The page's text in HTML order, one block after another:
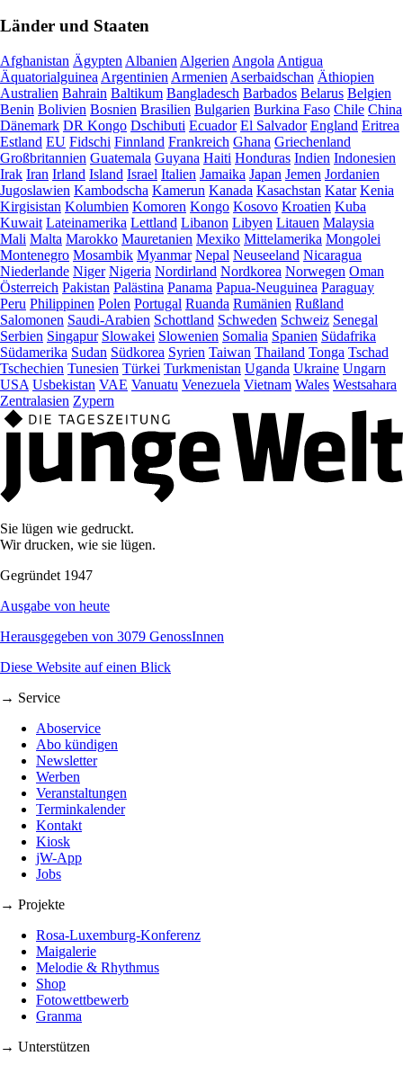
Länder und Staaten
Afghanistan Ägypten Albanien Algerien Angola Antigua
Äquatorialguinea Argentinien Armenien Aserbaidschan Äthiopien
Australien Bahrain Baltikum Bangladesch Barbados Belarus Belgien
Benin Bolivien Bosnien Brasilien Bulgarien Burkina Faso Chile China
Dänemark DR Kongo Dschibuti Ecuador El Salvador England Eritrea
Estland EU Fidschi Finnland Frankreich Ghana Griechenland
Großbritannien Guatemala Guyana Haiti Honduras Indien Indonesien
Irak Iran Irland Island Israel Italien Jamaika Japan Jemen Jordanien
Jugoslawien Kambodscha Kamerun Kanada Kasachstan Katar Kenia
Kirgisistan Kolumbien Komoren Kongo Kosovo Kroatien Kuba
Kuwait Lateinamerika Lettland Libanon Libyen Litauen Malaysia
Mali Malta Marokko Mauretanien Mexiko Mittelamerika Mongolei
Montenegro Mosambik Myanmar Nepal Neuseeland Nicaragua
Niederlande Niger Nigeria Nordirland Nordkorea Norwegen Oman
Österreich Pakistan Palästina Panama Papua-Neuguinea Paraguay
Peru Philippinen Polen Portugal Ruanda Rumänien Rußland
Salomonen Saudi-Arabien Schottland Schweden Schweiz Senegal
Serbien Singapur Slowakei Slowenien Somalia Spanien Südafrika
Südamerika Sudan Südkorea Syrien Taiwan Thailand Tonga Tschad
Tschechien Tunesien Türkei Turkmenistan Uganda Ukraine Ungarn
USA Usbekistan VAE Vanuatu Venezuela Vietnam Wales Westsahara
Zentralasien Zypern
Sie lügen wie gedruckt.
Wir drucken, wie sie lügen.
Gegründet 1947
Ausgabe von heute
Herausgegeben von 3079 GenossInnen
Diese Website auf einen Blick
→ Service
Aboservice
Abo kündigen
Newsletter
Werben
Veranstaltungen
Terminkalender
Kontakt
Kiosk
jW-App
Jobs
→ Projekte
Rosa-Luxemburg-Konferenz
Maigalerie
Melodie & Rhythmus
Shop
Fotowettbewerb
Granma
→ Unterstützen